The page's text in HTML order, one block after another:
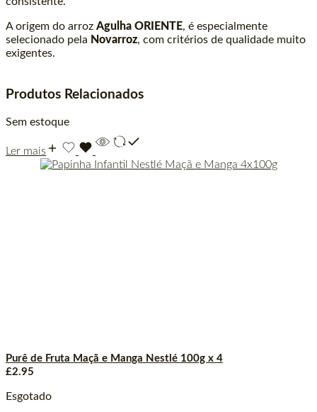
A origem do arroz Agulha ORIENTE, é especialmente
selecionado pela Novarroz, com critérios de qualidade muito
exigentes.
Produtos Relacionados
Sem estoque
Ler mais
Purê de Fruta Maçã e Manga Nestlé 100g x 4
£2.95
Esgotado